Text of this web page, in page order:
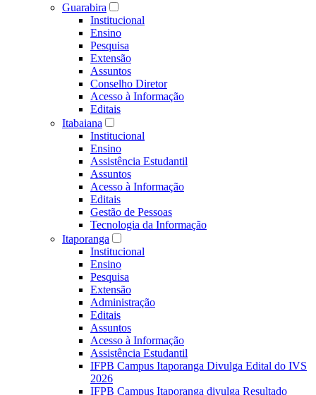
Guarabira
Institucional
Ensino
Pesquisa
Extensão
Assuntos
Conselho Diretor
Acesso à Informação
Editais
Itabaiana
Institucional
Ensino
Assistência Estudantil
Assuntos
Acesso à Informação
Editais
Gestão de Pessoas
Tecnologia da Informação
Itaporanga
Institucional
Ensino
Pesquisa
Extensão
Administração
Editais
Assuntos
Acesso à Informação
Assistência Estudantil
IFPB Campus Itaporanga Divulga Edital do IVS
2026
IFPB Campus Itaporanga divulga Resultado